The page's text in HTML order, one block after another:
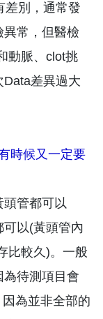
差別，通常發
常，但醫檢
動脈、clot挑
差異過大
時候又一定要
頭管都可以
以(黃頭管內
比較久)。一般
待測項目會
為並非全部的